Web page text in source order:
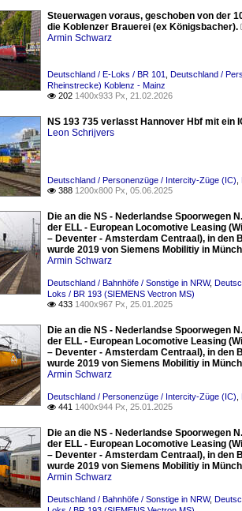
Steuerwagen voraus, geschoben von der
die Koblenzer Brauerei (ex Königsbacher).
Armin Schwarz
Deutschland / E-Loks / BR 101 Deutschland /
Rheinstrecke) Koblenz - Mainz
 202 1400x933 Px, 21.02.2026
NS 193 735 verlasst Hannover Hbf mit ein
Leon Schrijvers
Deutschland / Personenzüge / Intercity-Züge (IC)
 388 1200x800 Px, 05.06.2025
Die an die NS - Nederlandse Spoorwegen
der ELL - European Locomotive Leasing
– Deventer - Amsterdam Centraal), in den
wurde 2019 von Siemens Mobilitiy in
Armin Schwarz
Deutschland / Bahnhöfe / Sonstige in NRW,
Loks / BR 193 (SIEMENS Vectron MS)
 433 1400x967 Px, 25.01.2025
Die an die NS - Nederlandse Spoorwegen
der ELL - European Locomotive Leasing
– Deventer - Amsterdam Centraal), in den
wurde 2019 von Siemens Mobilitiy in
Armin Schwarz
Deutschland / Personenzüge / Intercity-Züge (IC)
 441 1400x944 Px, 25.01.2025
Die an die NS - Nederlandse Spoorwegen
der ELL - European Locomotive Leasing
– Deventer - Amsterdam Centraal), in den
wurde 2019 von Siemens Mobilitiy in
Armin Schwarz
Deutschland / Bahnhöfe / Sonstige in NRW,